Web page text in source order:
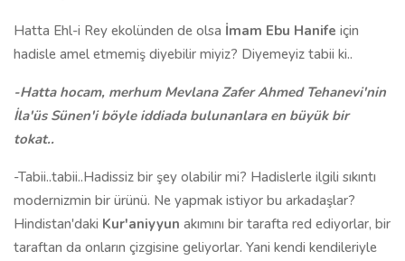
Hatta Ehl-i Rey ekolünden de olsa İmam Ebu Hanife için
hadisle amel etmemiş diyebilir miyiz? Diyemeyiz tabii ki..
-Hatta hocam, merhum Mevlana Zafer Ahmed Tehanevi'nin
İla'üs Sünen'i böyle iddiada bulunanlara en büyük bir
tokat..
-Tabii..tabii..Hadissiz bir şey olabilir mi? Hadislerle ilgili sıkıntı
modernizmin bir ürünü. Ne yapmak istiyor bu arkadaşlar?
Hindistan'daki Kur'aniyyun akımını bir tarafta red ediyorlar, bir
taraftan da onların çizgisine geliyorlar. Yani kendi kendileriyle